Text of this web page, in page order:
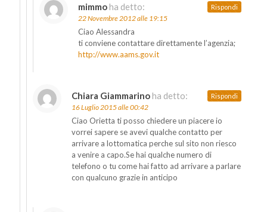
mimmoha detto:
22 Novembre 2012 alle 19:15
Ciao Alessandra
ti conviene contattare direttamente l’agenzia;
http://www.aams.gov.it
Rispondi
Chiara Giammarinoha detto:
16 Luglio 2015 alle 00:42
Ciao Orietta ti posso chiedere un piacere io
vorrei sapere se avevi qualche contatto per
arrivare a lottomatica perche sul sito non riesco
a venire a capo.Se hai qualche numero di
telefono o tu come hai fatto ad arrivare a parlare
con qualcuno grazie in anticipo
Rispondi